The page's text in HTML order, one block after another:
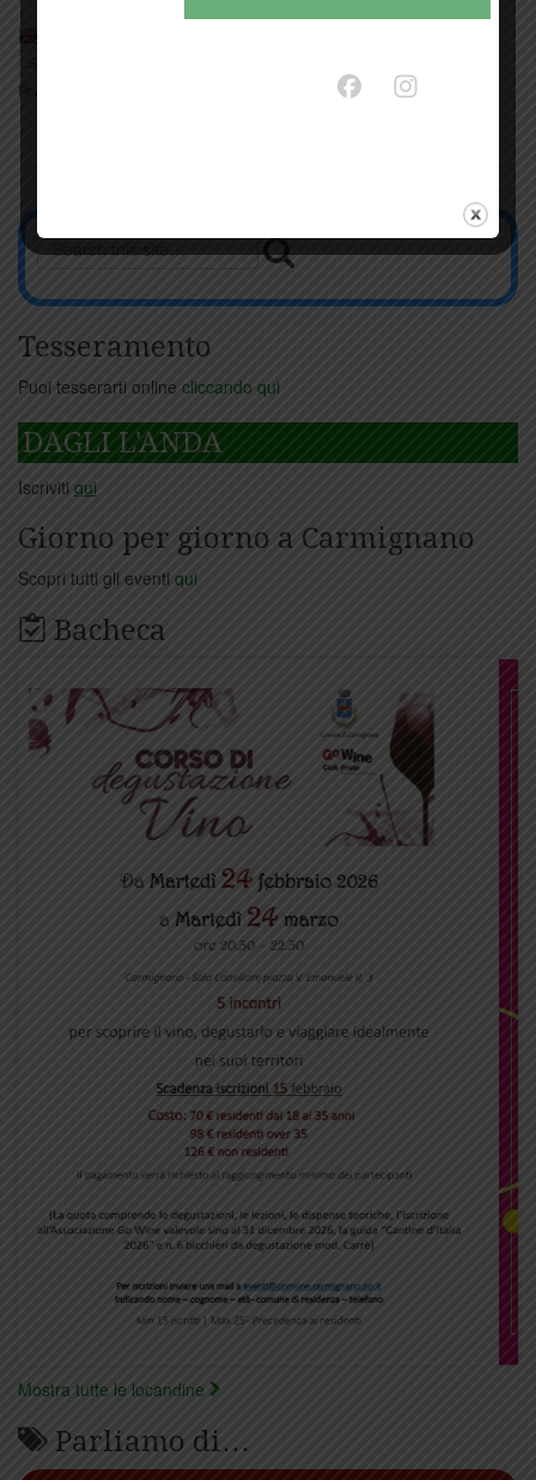
Tesseramento
Puoi tesserarti online cliccando qui
DAGLI L'ANDA
Iscriviti qui
Giorno per giorno a Carmignano
Scopri tutti gli eventi qui
Bacheca
Mostra tutte le locandine
Parliamo di…